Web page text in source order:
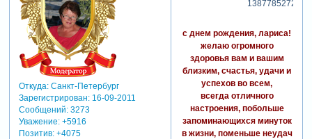
Откуда:Санкт-Петербург
Зарегистрирован: 16-09-2011
Сообщений:3273
Уважение: +5916
Позитив: +4075
с днем рождения, лариса!
желаю огромного
здоровья вам и вашим
близким, счастья, удачи и
успехов во всем,
всегда отличного
настроения, побольше
запоминающихся минуток
в жизни, поменьше неудач